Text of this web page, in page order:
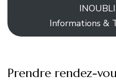
Informations &
Prendre rendez-